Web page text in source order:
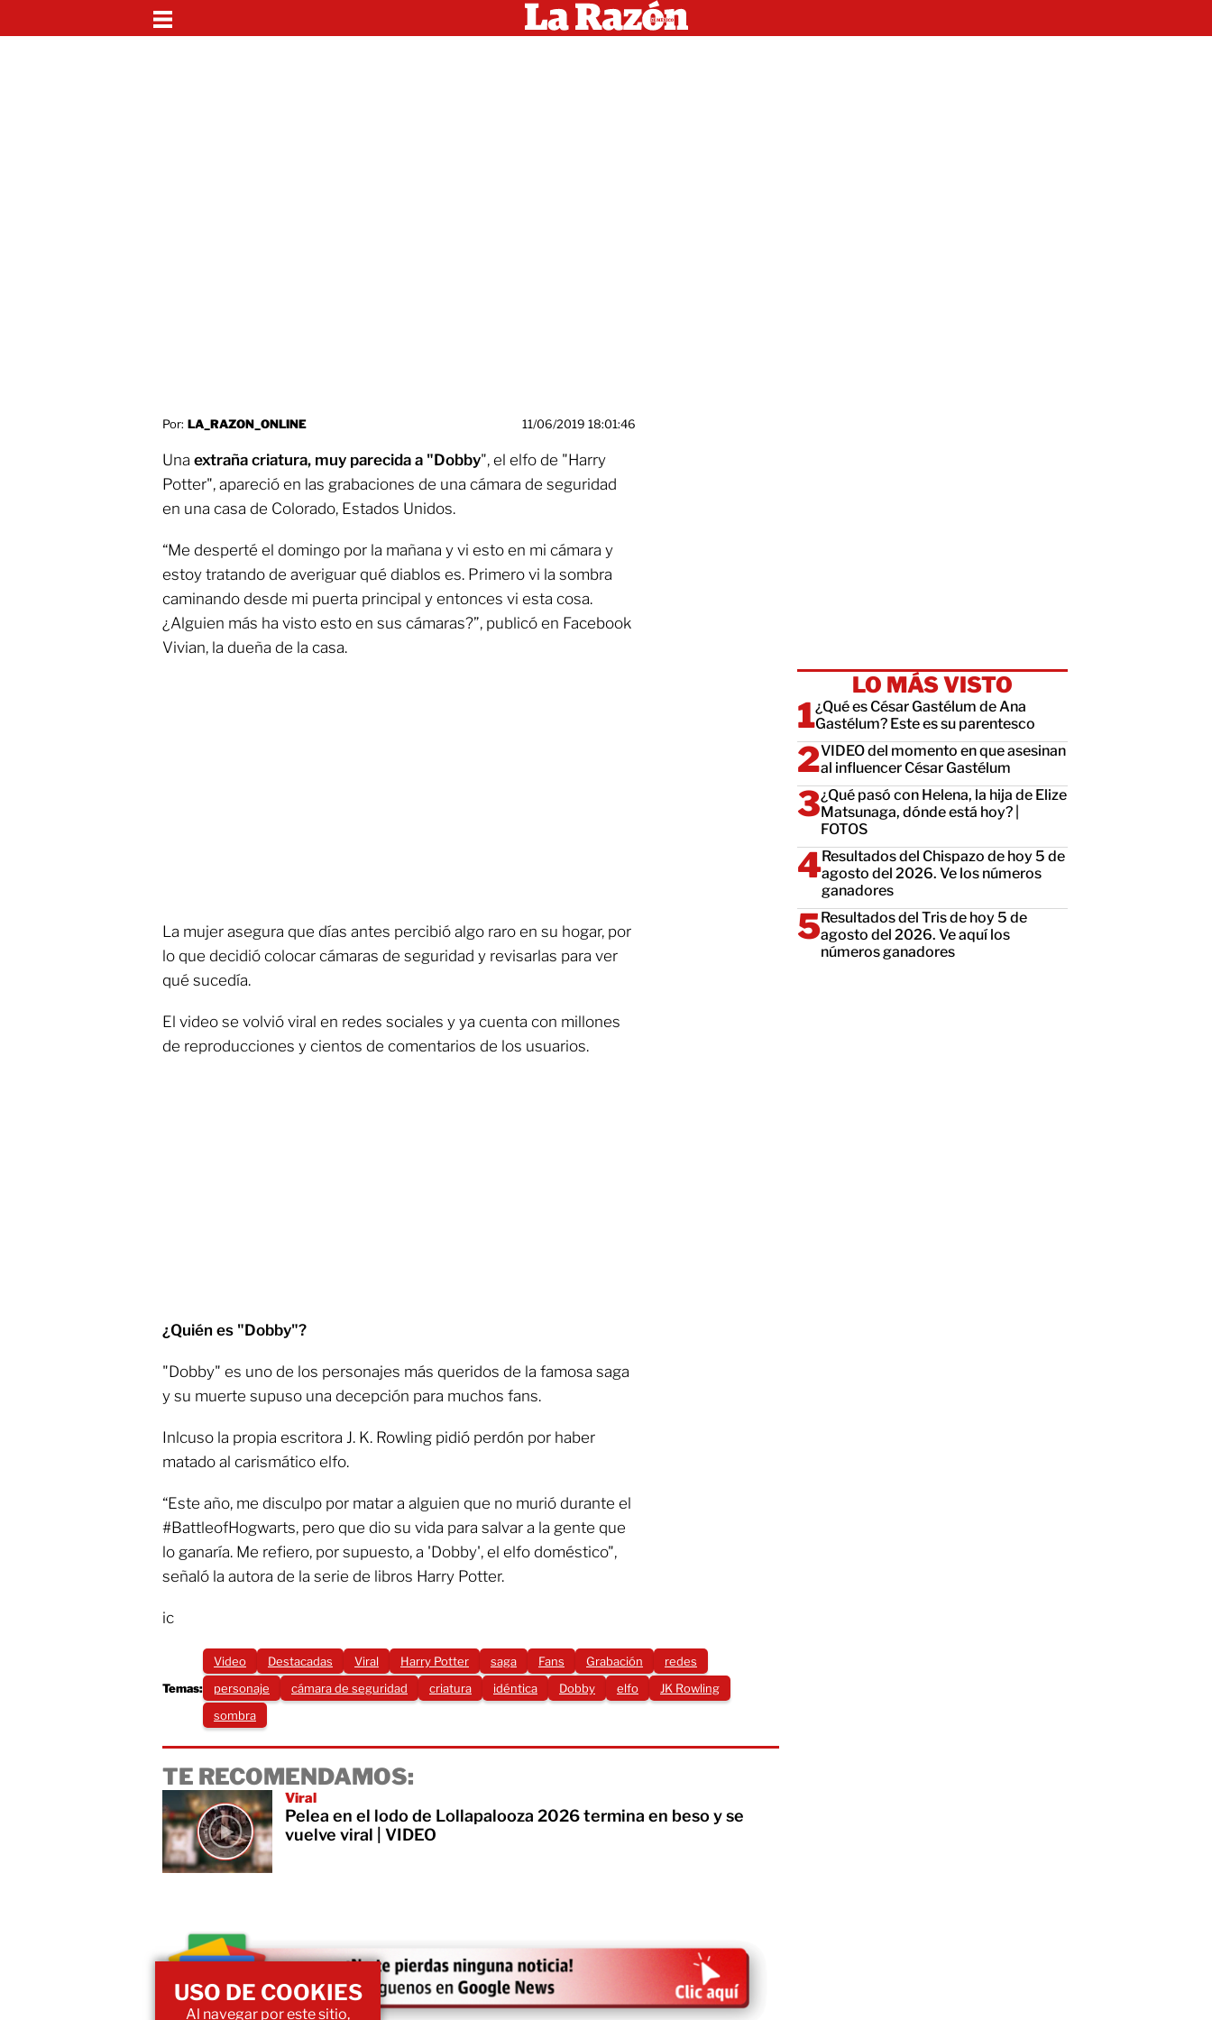
Por: LA_RAZON_ONLINE 11/06/2019 18:01:46
Una extraña criatura, muy parecida a "Dobby", el elfo de "Harry
Potter", apareció en las grabaciones de una cámara de seguridad
en una casa de Colorado, Estados Unidos.
“Me desperté el domingo por la mañana y vi esto en mi cámara y
estoy tratando de averiguar qué diablos es. Primero vi la sombra
caminando desde mi puerta principal y entonces vi esta cosa.
¿Alguien más ha visto esto en sus cámaras?”, publicó en Facebook
Vivian, la dueña de la casa.
La mujer asegura que días antes percibió algo raro en su hogar, por
lo que decidió colocar cámaras de seguridad y revisarlas para ver
qué sucedía.
El video se volvió viral en redes sociales y ya cuenta con millones
de reproducciones y cientos de comentarios de los usuarios.
¿Quién es "Dobby"?
"Dobby" es uno de los personajes más queridos de la famosa saga
y su muerte supuso una decepción para muchos fans.
Inlcuso la propia escritora J. K. Rowling pidió perdón por haber
matado al carismático elfo.
“Este año, me disculpo por matar a alguien que no murió durante el
#BattleofHogwarts, pero que dio su vida para salvar a la gente que
lo ganaría. Me refiero, por supuesto, a 'Dobby', el elfo doméstico",
señaló la autora de la serie de libros Harry Potter.
ic
Temas:
Video Destacadas Viral Harry Potter saga Fans Grabación
redes
personaje
cámara de seguridad criatura idéntica Dobby elfo
JK Rowling
sombra
TE RECOMENDAMOS:
Viral
Pelea en el lodo de Lollapalooza 2026 termina en beso y se
vuelve viral | VIDEO
LO MÁS VISTO
¿Qué es César Gastélum de Ana
Gastélum? Este es su parentesco
VIDEO del momento en que asesinan
al influencer César Gastélum
¿Qué pasó con Helena, la hija de Elize
Matsunaga, dónde está hoy? |
FOTOS
Resultados del Chispazo de hoy 5 de
agosto del 2026. Ve los números
ganadores
Resultados del Tris de hoy 5 de
agosto del 2026. Ve aquí los
números ganadores
USO DE COOKIES
Al navegar por este sitio,